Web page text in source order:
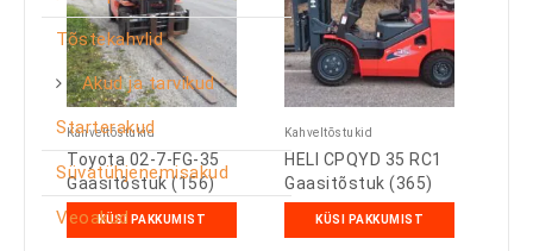
Tõstekahvlid
Akud ja tarvikud
Starterakud
Süvatühjenemisakud
Veoakud
Kahveltõstukid
Toyota 02-7-FG-35
Gaasitõstuk (156)
KÜSI PAKKUMIST
Kahveltõstukid
HELI CPQYD 35 RC1
Gaasitõstuk (365)
KÜSI PAKKUMIST